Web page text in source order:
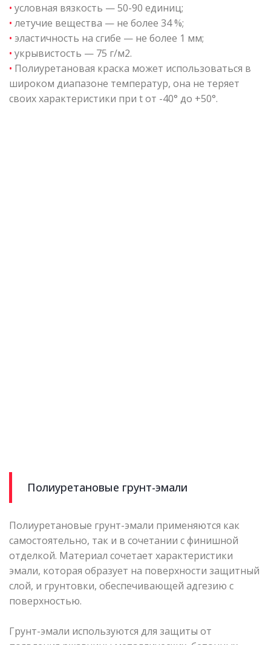
• условная вязкость — 50-90 единиц;
• летучие вещества — не более 34 %;
• эластичность на сгибе — не более 1 мм;
• укрывистость — 75 г/м2.
• Полиуретановая краска может использоваться в
широком диапазоне температур, она не теряет
своих характеристики при t от -40° до +50°.
Полиуретановые грунт-эмали
Полиуретановые грунт-эмали применяются как
самостоятельно, так и в сочетании с финишной
отделкой. Материал сочетает характеристики
эмали, которая образует на поверхности защитный
слой, и грунтовки, обеспечивающей адгезию с
поверхностью.
Грунт-эмали используются для защиты от